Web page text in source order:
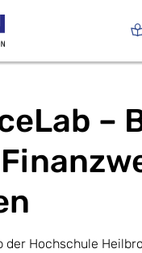
–
der Hochschule